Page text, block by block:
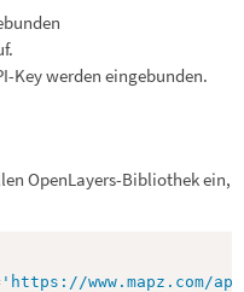
Key werden eingebunden.
OpenLayers-Bibliothek ein,
'https://